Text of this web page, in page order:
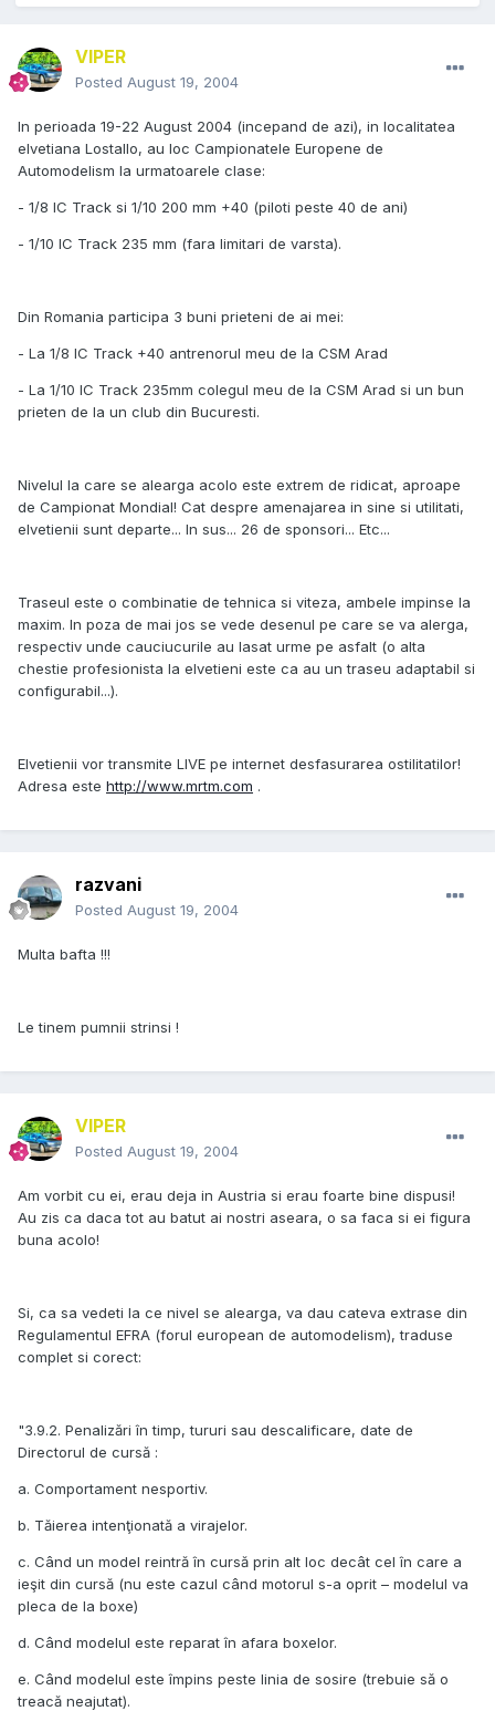
VIPER
Posted August 19, 2004
In perioada 19-22 August 2004 (incepand de azi), in localitatea
elvetiana Lostallo, au loc Campionatele Europene de
Automodelism la urmatoarele clase:
- 1/8 IC Track si 1/10 200 mm +40 (piloti peste 40 de ani)
- 1/10 IC Track 235 mm (fara limitari de varsta).
Din Romania participa 3 buni prieteni de ai mei:
- La 1/8 IC Track +40 antrenorul meu de la CSM Arad
- La 1/10 IC Track 235mm colegul meu de la CSM Arad si un bun
prieten de la un club din Bucuresti.
Nivelul la care se alearga acolo este extrem de ridicat, aproape
de Campionat Mondial! Cat despre amenajarea in sine si utilitati,
elvetienii sunt departe... In sus... 26 de sponsori... Etc...
Traseul este o combinatie de tehnica si viteza, ambele impinse la
maxim. In poza de mai jos se vede desenul pe care se va alerga,
respectiv unde cauciucurile au lasat urme pe asfalt (o alta
chestie profesionista la elvetieni este ca au un traseu adaptabil si
configurabil...).
Elvetienii vor transmite LIVE pe internet desfasurarea ostilitatilor!
Adresa este http://www.mrtm.com .
razvani
Posted August 19, 2004
Multa bafta !!!
Le tinem pumnii strinsi !
VIPER
Posted August 19, 2004
Am vorbit cu ei, erau deja in Austria si erau foarte bine dispusi!
Au zis ca daca tot au batut ai nostri aseara, o sa faca si ei figura
buna acolo!
Si, ca sa vedeti la ce nivel se alearga, va dau cateva extrase din
Regulamentul EFRA (forul european de automodelism), traduse
complet si corect:
"3.9.2. Penalizări în timp, tururi sau descalificare, date de
Directorul de cursă :
a. Comportament nesportiv.
b. Tăierea intenţionată a virajelor.
c. Când un model reintră în cursă prin alt loc decât cel în care a
ieşit din cursă (nu este cazul când motorul s-a oprit – modelul va
pleca de la boxe)
d. Când modelul este reparat în afara boxelor.
e. Când modelul este împins peste linia de sosire (trebuie să o
treacă neajutat).